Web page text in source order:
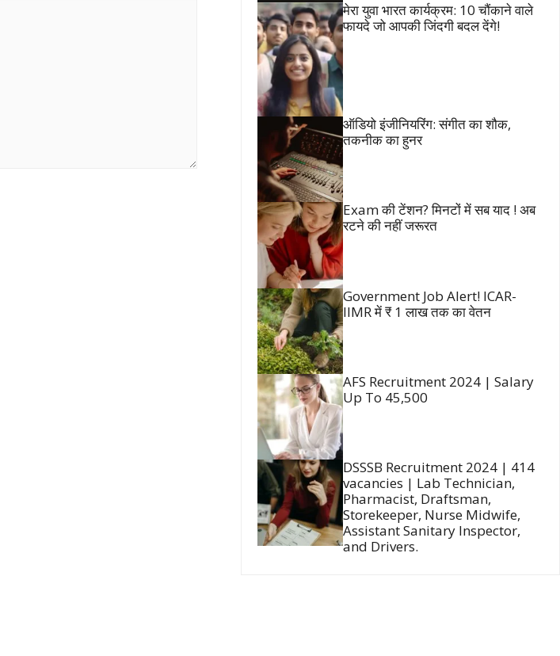
मेरा युवा भारत कार्यक्रम: 10 चौंकाने वाले
फायदे जो आपकी जिंदगी बदल देंगे!
ऑडियो इंजीनियरिंग: संगीत का शौक,
तकनीक का हुनर
Exam की टेंशन? मिनटों में सब याद ! अब
रटने की नहीं जरूरत
Government Job Alert! ICAR-
IIMR में ₹ 1 लाख तक का वेतन
AFS Recruitment 2024 | Salary
Up To 45,500
DSSSB Recruitment 2024 | 414
vacancies | Lab Technician,
Pharmacist, Draftsman,
Storekeeper, Nurse Midwife,
Assistant Sanitary Inspector,
and Drivers.